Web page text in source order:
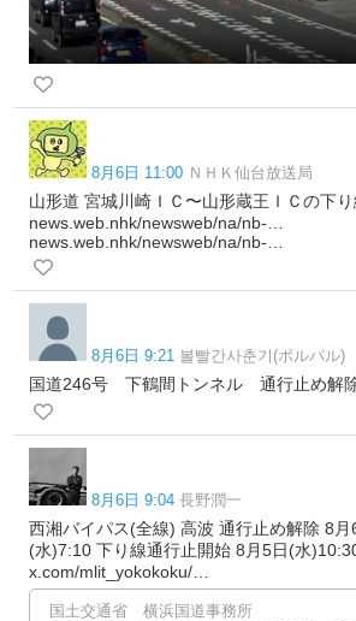
8月6日 11:00 ＮＨＫ仙台放送局
山形道 宮城川崎ＩＣ〜山形蔵王ＩＣの下
news.web.nhk/newsweb/na/nb-…
news.web.nhk/newsweb/na/nb-…
8月6日 9:21 볼빨간사춘기(ポルパル)
国道246号 下鶴間トンネル 通行止め解除
8月6日 9:04 長野潤一
西湘バイパス(全線) 高波 通行止め解除 8
(水)7:10 下り線通行止開始 8月5日(水
x.com/mlit_yokokoku/…
国土交通省 横浜国道事務所